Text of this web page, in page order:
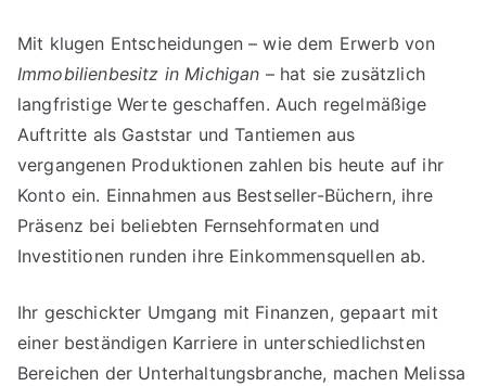
Mit klugen Entscheidungen – wie dem Erwerb von
Immobilienbesitz in Michigan – hat sie zusätzlich
langfristige Werte geschaffen. Auch regelmäßige
Auftritte als Gaststar und Tantiemen aus
vergangenen Produktionen zahlen bis heute auf ihr
Konto ein. Einnahmen aus Bestseller-Büchern, ihre
Präsenz bei beliebten Fernsehformaten und
Investitionen runden ihre Einkommensquellen ab.
Ihr geschickter Umgang mit Finanzen, gepaart mit
einer beständigen Karriere in unterschiedlichsten
Bereichen der Unterhaltungsbranche, machen Melissa